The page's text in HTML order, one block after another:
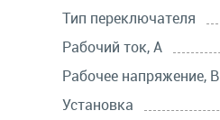
Тип переключателя
Рабочий ток, А
Рабочее напряжение, В
Установка